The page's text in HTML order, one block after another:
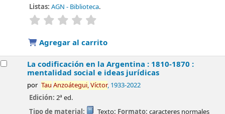
Listas: AGN - Biblioteca.
valoración
Agregar al carrito
La codificación en la Argentina : 1810-1870 :
mentalidad social e ideas jurídicas
por Tau Anzoátegui,Víctor, 1933-2022
Edición:2ª ed.
Tipo de material:
Texto; Formato: caracteres normales